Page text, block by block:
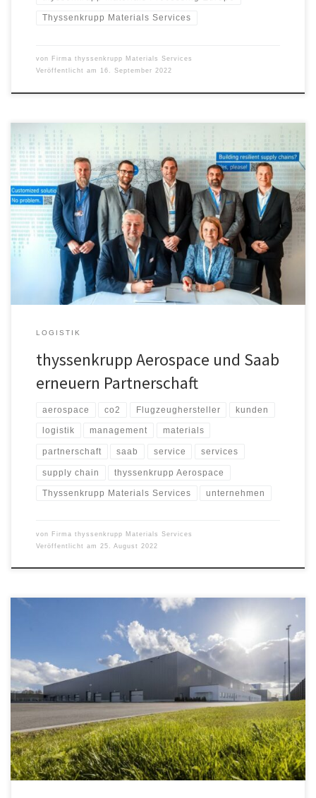
Thyssenkrupp Materials Services
von Firma thyssenkrupp Materials Services
Veröffentlicht am
16. September 2022
thyssenkrupp Aerospace und Saab haben heute bekanntgegeben,
dass sie ihre Partnerschaft verlängern werden. Im Rahmen der
neuen Vereinbarung versorgt thyssenkrupp Aerospace die
Zulieferer von Saab in der ganzen Welt mit Material. Darüber
hinaus übernehmen die Luft- und Raumfahrtexperten von
thyssenkrupp Aerospace für den schwedischen Flugzeughersteller
Lagerhaltung und Qualitätsdienstleistungen. thyssenkrupp
Aerospace, […]
LOGISTIK
thyssenkrupp Aerospace und Saab
erneuern Partnerschaft
aerospace co2 Flugzeughersteller kunden
logistik management materials
partnerschaft saab service services
supply chain thyssenkrupp Aerospace
Thyssenkrupp Materials Services unternehmen
von Firma thyssenkrupp Materials Services
Veröffentlicht am
25. August 2022
greenability-Angebot unterstützt Unternehmen auf dem Weg zu
einer transparenten Lieferkette TÜV-zertifizierte Analyse und
Berechnung des CO2-Fußabdrucks von „cradle to gate plus end of
life“ Bauteile und Komponenten künftig auf Wunsch mit
Klimaneutral-Etikett erhältlich Für Unternehmen wird es zu einem
immer wichtigeren Wettbewerbsvorteil, ihre Lieferkette
transparent zu machen und den CO2-Fußabdruck […]